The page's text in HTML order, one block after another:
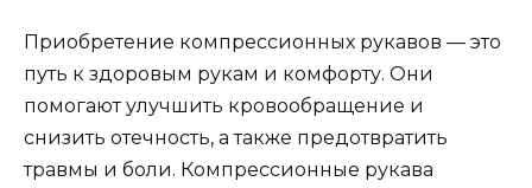
Приобретение компрессионных рукавов — это
путь к здоровым рукам и комфорту. Они
помогают улучшить кровообращение и
снизить отечность, а также предотвратить
травмы и боли. Компрессионные рукава